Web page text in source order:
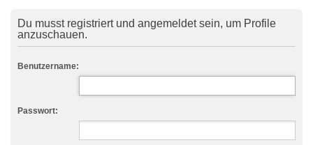
Du musst registriert und angemeldet sein, um Profile
anzuschauen.
Benutzername:
Passwort: